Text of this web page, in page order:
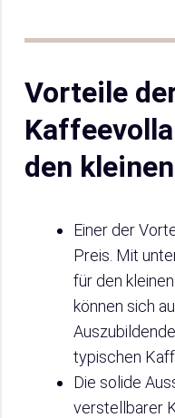
Vorteile
den
Einer der
Preis. Mit
für den
können sich
typischen
Die solide
verstellbarer